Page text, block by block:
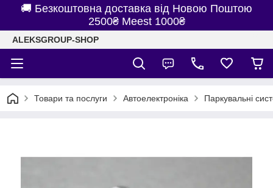
🚚 Безкоштовна доставка від Новою Поштою
2500₴ Meest 1000₴
ALEKSGROUP-SHOP
Товари та послуги Автоелектроніка Паркувальні